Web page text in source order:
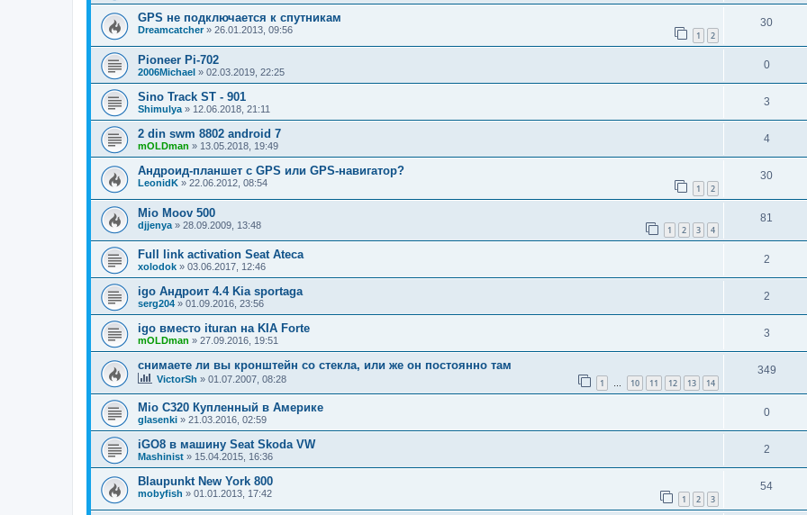
GPS не подключается к спутникам
Dreamcatcher» 26.01.2013, 09:56 1 2
30
Pioneer Pi-702
2006Michael » 02.03.2019, 22:25
0
Sino Track ST - 901
Shimulya » 12.06.2018, 21:11
3
2 din swm 8802 android 7
mOLDman » 13.05.2018, 19:49
4
Андроид-планшет с GPS или GPS-навигатор?
LeonidK » 22.06.2012, 08:54 1 2
30
Mio Moov 500
djjenya » 28.09.2009, 13:48 1 2 3 4
81
Full link activation Seat Ateca
xolodok » 03.06.2017, 12:46
2
igo Aндроит 4.4 Kia sportaga
serg204 » 01.09.2016, 23:56
2
igo вмеcто ituran на KIA Forte
mOLDman » 27.09.2016, 19:51
3
снимаете ли вы кронштейн со стекла, или же он постоянно там
VictorSh » 01.07.2007, 08:28 1 … 10 11 12 13 14
349
Mio C320 Купленный в Америке
glasenki » 21.03.2016, 02:59
0
iGO8 в машину Seat Skoda VW
Mashinist » 15.04.2015, 16:36
2
Blaupunkt New York 800
mobyfish » 01.01.2013, 17:42 1 2 3
54